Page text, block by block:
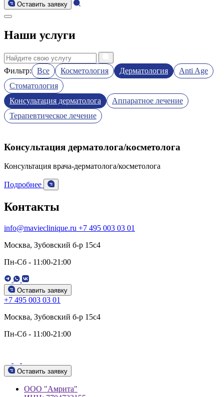
Оставить заявку
Наши услуги
Фильтр: Все Косметология Дерматология
Anti Age
Стоматология
Консультация дерматолога
Аппаратное лечение
Терапевтическое лечение
Консультация дерматолога/косметолога
Консультация врача-дерматолога/косметолога
Подробнее
Контакты
info@mavieclinique.ru +7 495 003 03 01
Москва, Зубовский б-р 15c4
Пн-Сб - 11:00-21:00
Оставить заявку
+7 495 003 03 01
Москва, Зубовский б-р 15c4
Пн-Сб - 11:00-21:00
Оставить заявку
ООО "Амрита"